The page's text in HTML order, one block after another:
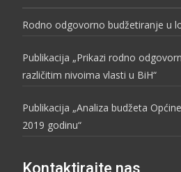
Rodno odgovorno budžetiranje u
Publikacija „Prikazi rodno
različitim nivoima vlasti u BiH“
Publikacija „Analiza budžeta
2019 godinu“
Kontaktirajte nas